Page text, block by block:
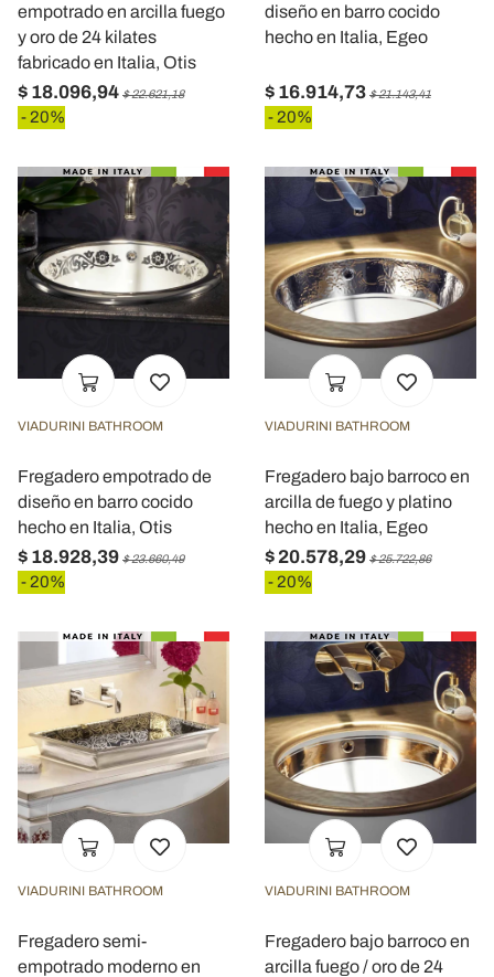
empotrado en arcilla fuego
y oro de 24 kilates
fabricado en Italia, Otis
$ 18.096,94 $ 22.621,18
- 20%
diseño en barro cocido
hecho en Italia, Egeo
$ 16.914,73 $ 21.143,41
- 20%
VIADURINI BATHROOM
Fregadero empotrado de
diseño en barro cocido
hecho en Italia, Otis
$ 18.928,39 $ 23.660,49
- 20%
VIADURINI BATHROOM
Fregadero bajo barroco en
arcilla de fuego y platino
hecho en Italia, Egeo
$ 20.578,29 $ 25.722,86
- 20%
VIADURINI BATHROOM
Fregadero semi-
empotrado moderno en
VIADURINI BATHROOM
Fregadero bajo barroco en
arcilla fuego / oro de 24